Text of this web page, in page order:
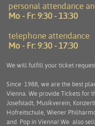
personal attendance
Mo - Fr: 9:30 - 13:30
telephone attendance
Mo - Fr: 9:30 - 17:30
We will fulfill your ticket
Since 1988, we are the best
Vienna. We provide Tickets for
Josefstadt, Musikverein,
Hofreitschule, Wiener
and Pop in Vienna! We also